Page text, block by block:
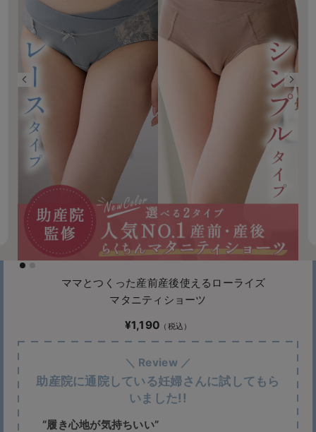
ママとつくった産前産後使えるローライズ
マタニティショーツ
¥1,190
助産院に通院している妊婦さんに試してもら
いました!!
履き心地が気持ちいい